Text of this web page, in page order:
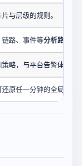
与层级的规则。
路、事件等分析路径
略，与平台告警体系衔
原任一分钟的全局视图